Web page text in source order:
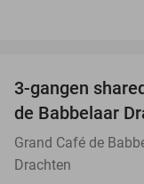
3-gangen
de Babbelaar
Grand Café de
Drachten